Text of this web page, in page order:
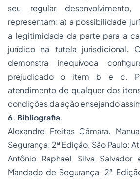
seu regular
representam: a) a possibilidade
a legitimidade da parte para a
jurídico na tutela jurisdicional.
demonstra inequívoca
prejudicado o item b e c.
atendimento de qualquer dos
condições da ação ensejando
6. Bibliografia.
Alexandre Freitas Câmara.
Segurança. 2ª Edição. São Paulo:
Antônio Raphael Silva
Mandado de Segurança. 2ª